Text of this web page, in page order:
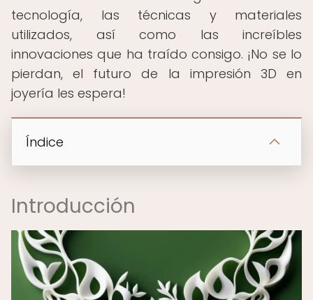
tecnología, las técnicas y materiales
utilizados, así como las increíbles
innovaciones que ha traído consigo. ¡No se lo
pierdan, el futuro de la impresión 3D en
joyería les espera!
Índice
Introducción